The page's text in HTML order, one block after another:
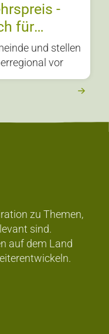
-
für
und stellen
vor
zu Themen,
sind.
auf dem Land